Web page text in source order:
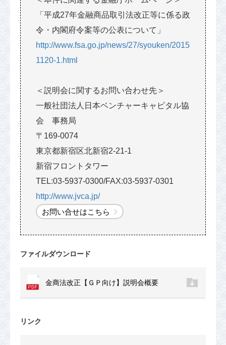
「平成27年金融商品取引法改正等に係る政
令・内閣府令案等の公表について」
http://www.fsa.go.jp/news/27/syouken/2015
1120-1.html
＜説明会に関するお問い合わせ先＞
一般社団法人日本ベンチャーキャピタル協
会 事務局
〒169-0074
東京都新宿区北新宿2-21-1
新宿フロントタワー
TEL:03-5937-0300/FAX:03-5937-0301
http://www.jvca.jp/
お問い合せはこちら
ファイルダウンロード
金商法改正【ＧＰ向け】説明会概要
リンク